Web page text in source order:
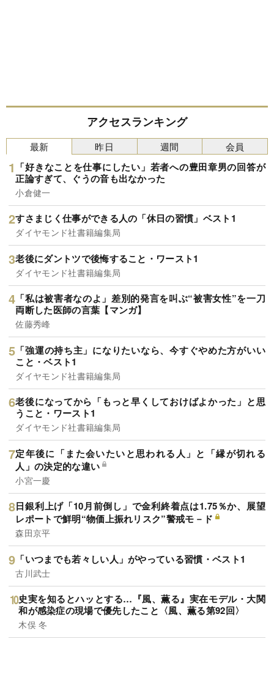
アクセスランキング
最新
「好きなことを仕事にしたい」若者への豊田章男の回答が
正論すぎて、ぐうの音も出なかった
小倉健一
すさまじく仕事ができる人の「休日の習慣」ベスト1
ダイヤモンド社書籍編集局
老後にダントツで後悔すること・ワースト1
ダイヤモンド社書籍編集局
「私は被害者なのよ」差別的発言を叫ぶ“被害女性”を一刀
両断した医師の言葉【マンガ】
佐藤秀峰
「強運の持ち主」になりたいなら、今すぐやめた方がいい
こと・ベスト1
ダイヤモンド社書籍編集局
老後になってから「もっと早くしておけばよかった」と思
うこと・ワースト1
ダイヤモンド社書籍編集局
定年後に「また会いたいと思われる人」と「縁が切れる
人」の決定的な違い
小宮一慶
日銀利上げ「10月前倒し」で金利終着点は1.75％か、展望
レポートで鮮明“物価上振れリスク”警戒モ－ド
森田京平
「いつまでも若々しい人」がやっている習慣・ベスト1
古川武士
史実を知るとハッとする…『風、薫る』実在モデル・大関
和が感染症の現場で優先したこと〈風、薫る第92回〉
木俣 冬
昨日 週間 会員